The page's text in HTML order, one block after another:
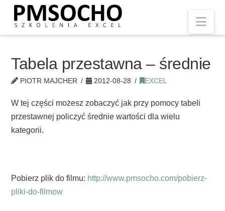
Tabela przestawna – średnie
PIOTR MAJCHER 2012-08-28 EXCEL
W tej części możesz zobaczyć jak przy pomocy tabeli
przestawnej policzyć średnie wartości dla wielu
kategorii.
Pobierz plik do filmu: http://www.pmsocho.com/pobierz-
pliki-do-filmow